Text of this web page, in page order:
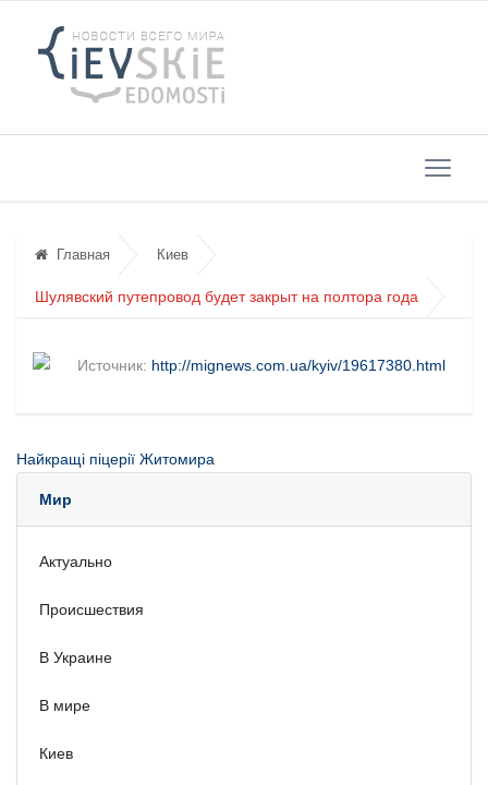
Главная Киев
Шулявский путепровод будет закрыт на полтора года
Источник: http://mignews.com.ua/kyiv/19617380.html
Найкращі піцерії Житомира
Мир
Актуально
Происшествия
В Украине
В мире
Киев